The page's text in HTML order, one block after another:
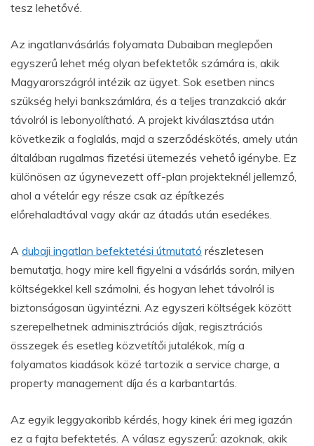
tesz lehetővé.
Az ingatlanvásárlás folyamata Dubaiban meglepően
egyszerű lehet még olyan befektetők számára is, akik
Magyarországról intézik az ügyet. Sok esetben nincs
szükség helyi bankszámlára, és a teljes tranzakció akár
távolról is lebonyolítható. A projekt kiválasztása után
következik a foglalás, majd a szerződéskötés, amely után
általában rugalmas fizetési ütemezés vehető igénybe. Ez
különösen az úgynevezett off-plan projekteknél jellemző,
ahol a vételár egy része csak az építkezés
előrehaladtával vagy akár az átadás után esedékes.
A dubaji ingatlan befektetési útmutató részletesen
bemutatja, hogy mire kell figyelni a vásárlás során, milyen
költségekkel kell számolni, és hogyan lehet távolról is
biztonságosan ügyintézni. Az egyszeri költségek között
szerepelhetnek adminisztrációs díjak, regisztrációs
összegek és esetleg közvetítői jutalékok, míg a
folyamatos kiadások közé tartozik a service charge, a
property management díja és a karbantartás.
Az egyik leggyakoribb kérdés, hogy kinek éri meg igazán
ez a fajta befektetés. A válasz egyszerű: azoknak, akik